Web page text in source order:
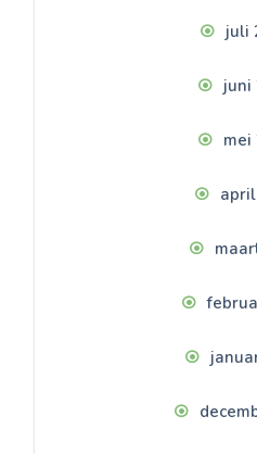
juli
juni
mei